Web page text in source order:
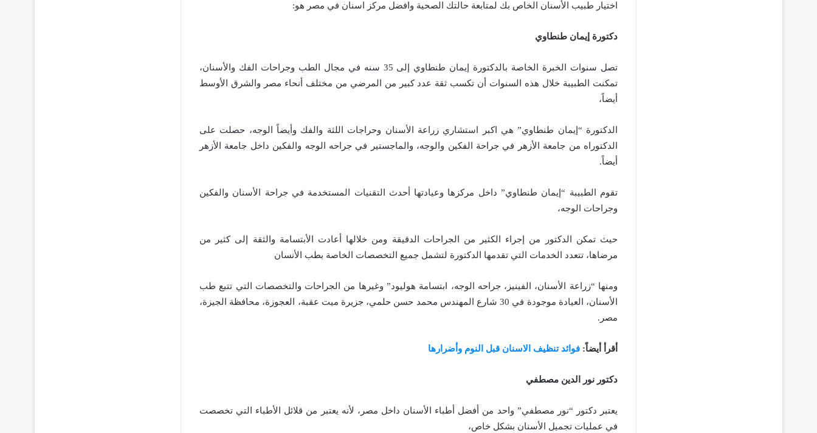
اختيار طبيب الأسنان الخاص بك لمتابعة حالتك الصحية وافضل مركز اسنان في مصر هو:
دكتورة إيمان طنطاوي
تصل سنوات الخبرة الخاصة بالدكتورة إيمان طنطاوي إلى 35 سنه في مجال الطب وجراحات الفك والأسنان،
تمكنت الطبيبة خلال هذه السنوات أن تكسب ثقة عدد كبير من المرضي من مختلف أنحاء مصر والشرق الأوسط
أيضاً،
الدكتورة “إيمان طنطاوي” هي اكبر استشاري زراعة الأسنان وحراجات اللثة والفك وأيضاً الوجه، حصلت على
الدكتوراه من جامعة الأزهر في جراحة الفكين والوجه، والماجستير في جراحه الوجه والفكين داخل جامعة الأزهر
أيضاً.
تقوم الطبيبة “إيمان طنطاوي” داخل مركزها وعيادتها أحدث التقنيات المستخدمة في جراحة الأسنان والفكين
وجراحات الوجه،
حيث تمكن الدكتور من إجراء الكثير من الجراحات الدقيقة ومن خلالها أعادت الأبتسامة والثقة إلى كثير من
مرضاها، تتعدد الخدمات التي تقدمها الدكتورة لتشمل جميع التخصصات الخاصة بطب الأنسان
ومنها “زراعة الأسنان، الفينيز، جراحه الوجه، ابتسامة هوليود” وغيرها من الجراحات والتخصصات التي تتبع طب
الأسنان، العيادة موجودة في 30 شارع المهندس محمد حسن حلمي، جزيرة ميت عقبة، العجوزة، محافظة الجيزة،
مصر.
أقرأ أيضاً: فوائد تنظيف الاسنان قبل النوم وأضرارها
دكتور نور الدين مصطفي
يعتبر دكتور “نور مصطفي” واحد من أفضل أطباء الأسنان داخل مصر، لأنه يعتبر من قلائل الأطباء التي تخصصت
في عمليات تجميل الأسنان بشكل خاص،